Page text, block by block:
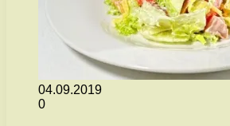
04.09.2019
0